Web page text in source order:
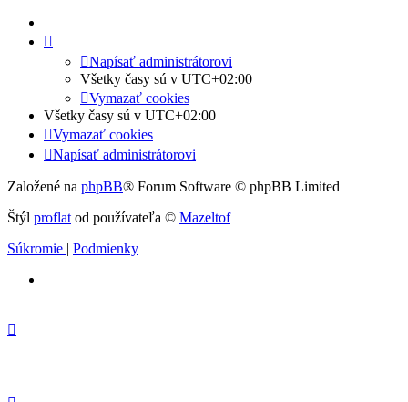
Napísať administrátorovi
Všetky časy sú v UTC+02:00
Vymazať cookies
Všetky časy sú v UTC+02:00
Vymazať cookies
Napísať administrátorovi
Založené na phpBB® Forum Software © phpBB Limited
Štýl proflat od používateľa © Mazeltof
Súkromie | Podmienky